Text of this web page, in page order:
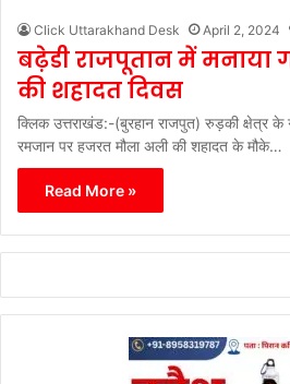
Click Uttarakhand Desk April 2, 2024
बढ़ेडी राजपूतान में मनाया
की शहादत दिवस
क्लिक उत्तराखंड:-(बुरहान राजपुत) रुड़की क्षेत्र के
रमजान पर हजरत मौला अली की शहादत के मौके…
Read More »